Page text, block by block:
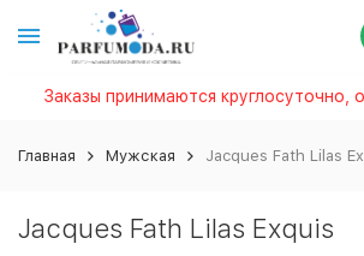
Заказы принимаются круглосуточно,
Главная Мужская Jacques Fath Lilas
Jacques Fath Lilas Exquis